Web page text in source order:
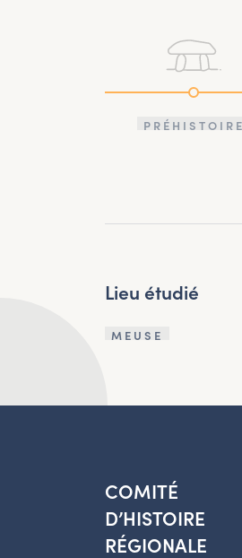
PRÉHISTOIRE
Lieu étudié
MEUSE
COMITÉ
D’HISTOIRE
RÉGIONALE